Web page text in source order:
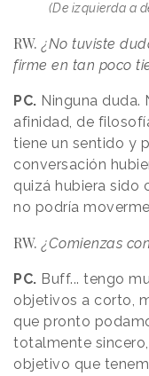
(De izquierda a
RW.¿No tuviste
firme en tan poco
PC. Ninguna duda.
afinidad, de
tiene un sentido y
conversación
quizá hubiera sido
no podría
RW.¿Comienzas
PC. Buff... tengo
objetivos a corto,
que pronto
totalmente
objetivo que